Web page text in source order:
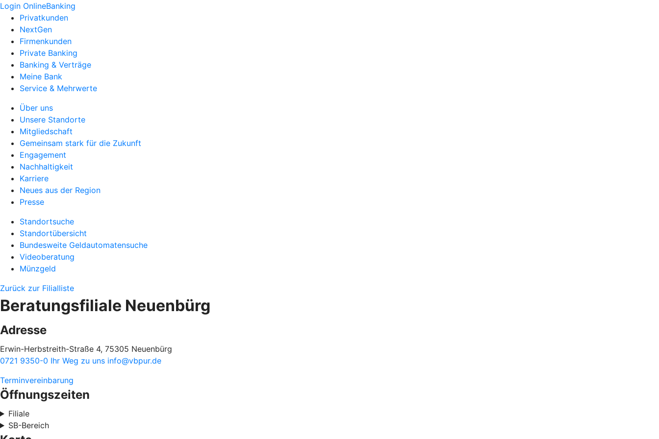
Login OnlineBanking
Privatkunden
NextGen
Firmenkunden
Private Banking
Banking & Verträge
Meine Bank
Service & Mehrwerte
Über uns
Unsere Standorte
Mitgliedschaft
Gemeinsam stark für die Zukunft
Engagement
Nachhaltigkeit
Karriere
Neues aus der Region
Presse
Standortsuche
Standortübersicht
Bundesweite Geldautomatensuche
Videoberatung
Münzgeld
Zurück zur Filialliste
Beratungsfiliale Neuenbürg
Adresse
Erwin-Herbstreith-Straße 4, 75305 Neuenbürg
0721 9350-0 Ihr Weg zu uns info@vbpur.de
Terminvereinbarung
Öffnungszeiten
Filiale
SB-Bereich